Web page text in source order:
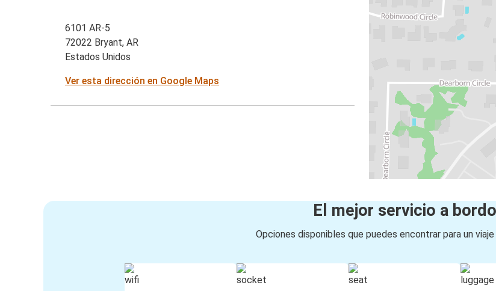
6101 AR-5
72022 Bryant, AR
Estados Unidos
Ver esta dirección en Google Maps
El mejor servicio a bordo
Opciones disponibles que puedes encontrar para un